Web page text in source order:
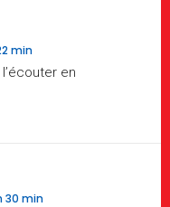
min
en
30 min